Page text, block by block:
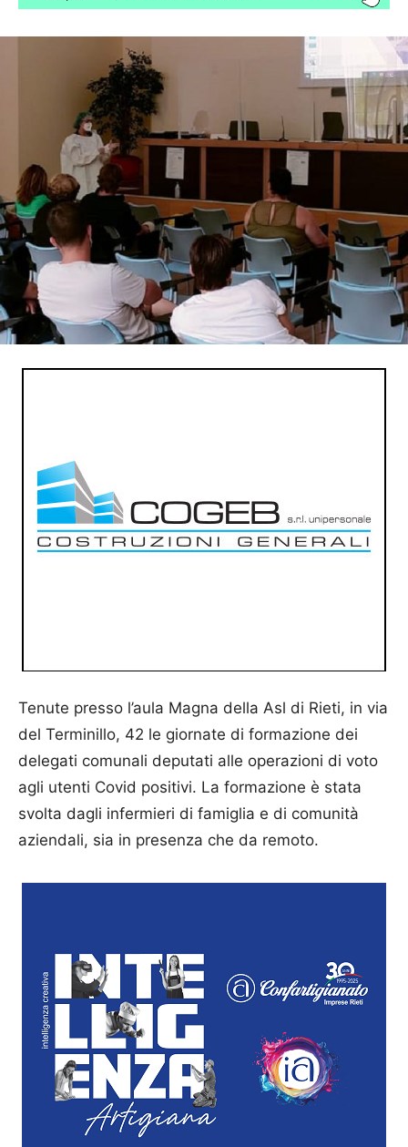
Tenute presso l’aula Magna della Asl di Rieti, in via
del Terminillo, 42 le giornate di formazione dei
delegati comunali deputati alle operazioni di voto
agli utenti Covid positivi. La formazione è stata
svolta dagli infermieri di famiglia e di comunità
aziendali, sia in presenza che da remoto.